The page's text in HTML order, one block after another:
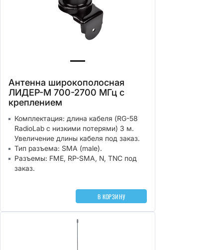
Антенна широкополосная
ЛИДЕР-М 700-2700 МГц с
креплением
Комплектация: длина кабеля (RG-58
RadioLab с низкими потерями) 3 м.
Увеличение длины кабеля под заказ.
Тип разъема: SMA (male).
Разъемы: FME, RP-SMA, N, TNC под
заказ.
В КОРЗИНУ